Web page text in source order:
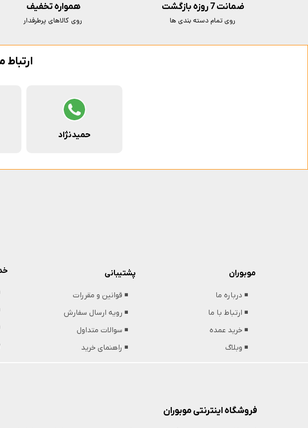
فروشگاه اینترنتی موبوران
حمیدنژاد
ضمانت 7 روزه بازگشت
روی تمام دسته بندی ها
همواره تخفیف
روی کالاهای پرطرفدار
پشتیبانی
◾️ قوانین و مقررات
◾️ رویه ارسال سفارش
◾️ سوالات متداول
◾️ راهنمای خرید
موبوران
◾️ درباره ما
◾️ ارتباط با ما
◾️ خرید عمده
◾️ وبلاگ